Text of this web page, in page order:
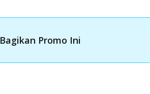
Bagikan Promo Ini